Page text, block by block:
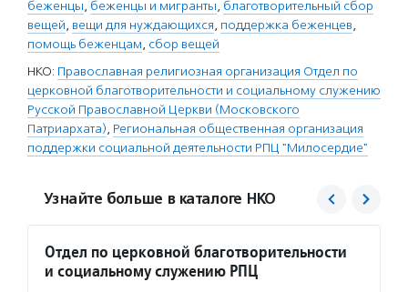
беженцы, беженцы и мигранты, благотворительный сбор
вещей, вещи для нуждающихся, поддержка беженцев,
помощь беженцам, сбор вещей
НКО: Православная религиозная организация Отдел по
церковной благотворительности и социальному служению
Русской Православной Церкви (Московского
Патриархата), Региональная общественная организация
поддержки социальной деятельности РПЦ "Милосердие"
Узнайте больше в каталоге НКО
Отдел по церковной благотворительности
и социальному служению РПЦ